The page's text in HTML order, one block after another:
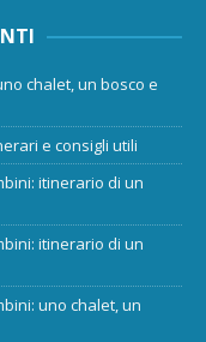
chalet, un bosco e
e consigli utili
itinerario di un
itinerario di un
uno chalet, un